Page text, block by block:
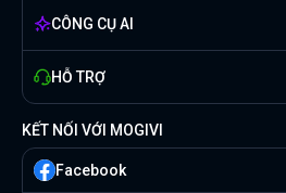
CÔNG CỤ AI
HỖ TRỢ
KẾT NỐI VỚI MOGIVI
Facebook